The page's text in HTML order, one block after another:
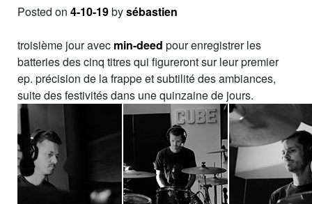
Posted on 4-10-19bysébastien
troisième jour avec min-deed pour enregistrer les
batteries des cinq titres qui figureront sur leur premier
ep. précision de la frappe et subtilité des ambiances,
suite des festivités dans une quinzaine de jours.